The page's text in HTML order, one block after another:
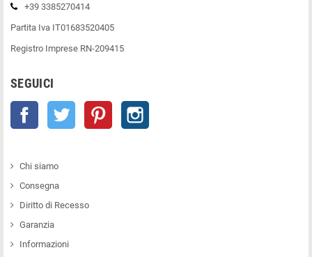
+39 3385270414
Partita Iva IT01683520405
Registro Imprese RN-209415
SEGUICI
Facebook Twitter Pinterest
Chi siamo
Consegna
Diritto di Recesso
Garanzia
Informazioni